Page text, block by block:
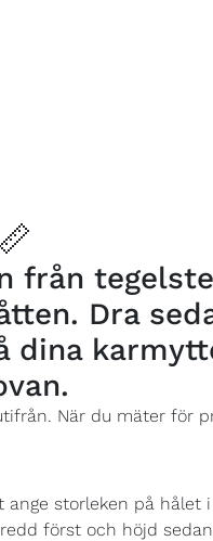
från
Dra
När du mäter för
storleken på hålet
först och höjd